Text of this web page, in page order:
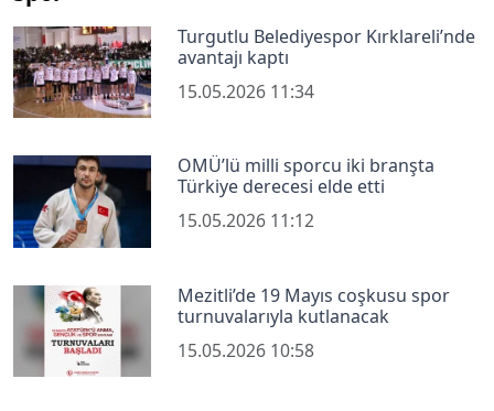
Turgutlu Belediyespor Kırklareli’nde
avantajı kaptı
15.05.2026 11:34
OMÜ’lü milli sporcu iki branşta
Türkiye derecesi elde etti
15.05.2026 11:12
Mezitli’de 19 Mayıs coşkusu spor
turnuvalarıyla kutlanacak
15.05.2026 10:58